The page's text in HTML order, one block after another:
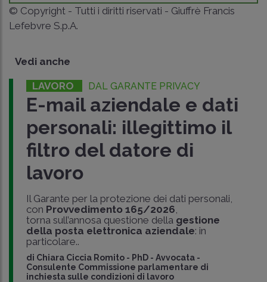
© Copyright - Tutti i diritti riservati - Giuffrè Francis
Lefebvre S.p.A.
Vedi anche
LAVORO DAL GARANTE PRIVACY
E-mail aziendale e dati
personali: illegittimo il
filtro del datore di
lavoro
Il Garante per la protezione dei dati personali,
con Provvedimento 165/2026
torna sull’annosa questione della gestione
della posta elettronica aziendale: in
particolare..
di Chiara Ciccia Romito - PhD - Avvocata -
Consulente Commissione parlamentare di
inchiesta sulle condizioni di lavoro